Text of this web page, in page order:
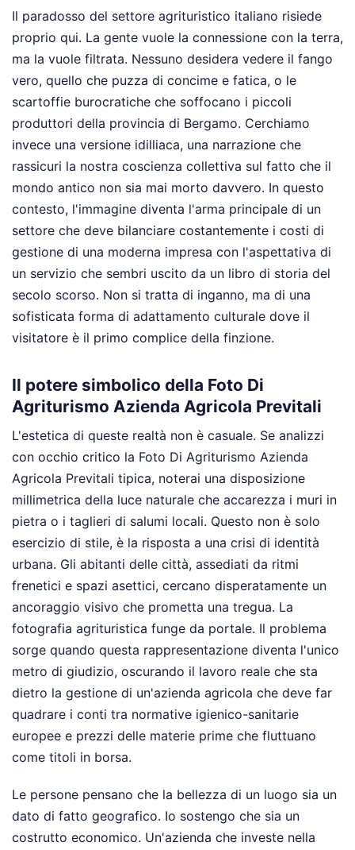
Il paradosso del settore agrituristico italiano risiede
proprio qui. La gente vuole la connessione con la terra,
ma la vuole filtrata. Nessuno desidera vedere il fango
vero, quello che puzza di concime e fatica, o le
scartoffie burocratiche che soffocano i piccoli
produttori della provincia di Bergamo. Cerchiamo
invece una versione idilliaca, una narrazione che
rassicuri la nostra coscienza collettiva sul fatto che il
mondo antico non sia mai morto davvero. In questo
contesto, l'immagine diventa l'arma principale di un
settore che deve bilanciare costantemente i costi di
gestione di una moderna impresa con l'aspettativa di
un servizio che sembri uscito da un libro di storia del
secolo scorso. Non si tratta di inganno, ma di una
sofisticata forma di adattamento culturale dove il
visitatore è il primo complice della finzione.
Il potere simbolico della Foto Di
Agriturismo Azienda Agricola Previtali
L'estetica di queste realtà non è casuale. Se analizzi
con occhio critico la Foto Di Agriturismo Azienda
Agricola Previtali tipica, noterai una disposizione
millimetrica della luce naturale che accarezza i muri in
pietra o i taglieri di salumi locali. Questo non è solo
esercizio di stile, è la risposta a una crisi di identità
urbana. Gli abitanti delle città, assediati da ritmi
frenetici e spazi asettici, cercano disperatamente un
ancoraggio visivo che prometta una tregua. La
fotografia agrituristica funge da portale. Il problema
sorge quando questa rappresentazione diventa l'unico
metro di giudizio, oscurando il lavoro reale che sta
dietro la gestione di un'azienda agricola che deve far
quadrare i conti tra normative igienico-sanitarie
europee e prezzi delle materie prime che fluttuano
come titoli in borsa.
Le persone pensano che la bellezza di un luogo sia un
dato di fatto geografico. Io sostengo che sia un
costrutto economico. Un'azienda che investe nella